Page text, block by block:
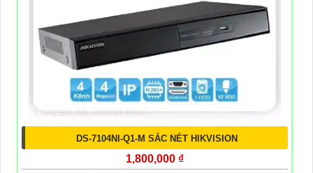
DS-7104NI-Q1-M SẮC NÉT HIKVISION
1,800,000 ₫